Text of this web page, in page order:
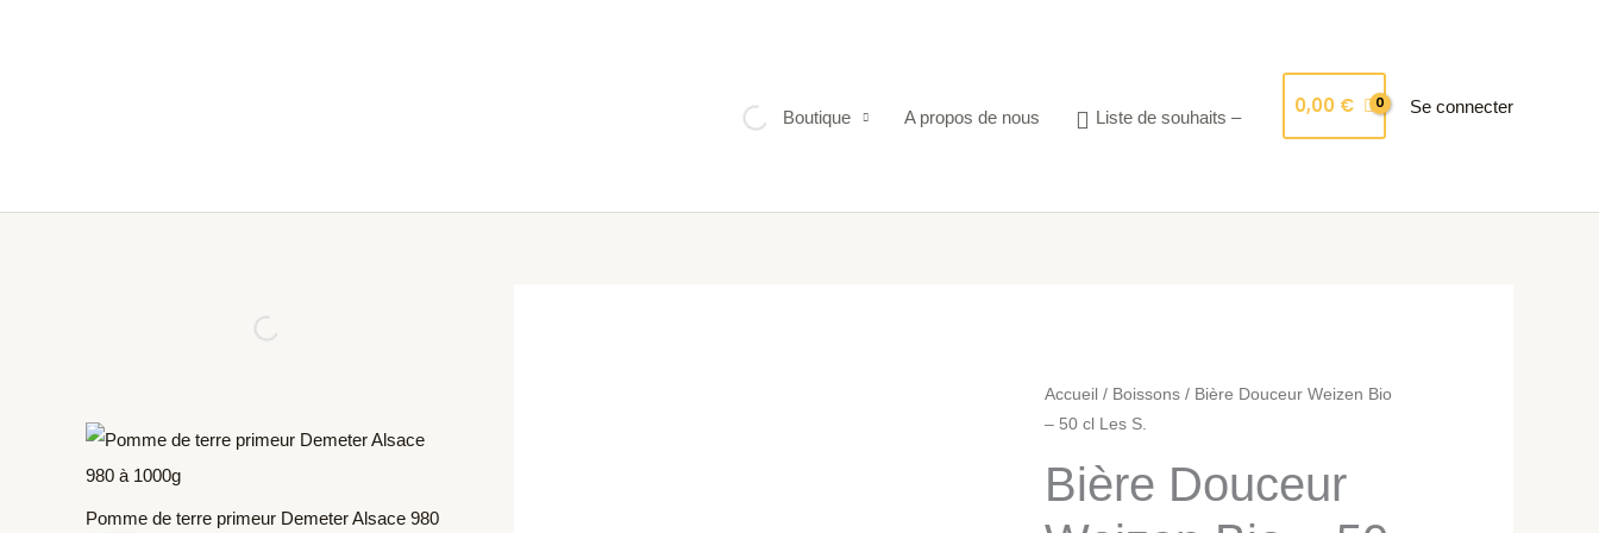
Boutique
A propos de nous Liste de souhaits – 0,00 € Se connecter
Pomme de terre primeur Demeter Alsace 980
Accueil / Boissons/ Bière Douceur Weizen Bio
– 50 cl Les S.
Bière Douceur
quantité
de
Douceur
Weizen